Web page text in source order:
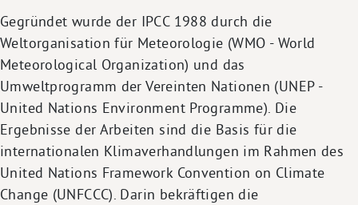
Gegründet wurde der IPCC 1988 durch die
Weltorganisation für Meteorologie (WMO - World
Meteorological Organization) und das
Umweltprogramm der Vereinten Nationen (UNEP -
United Nations Environment Programme). Die
Ergebnisse der Arbeiten sind die Basis für die
internationalen Klimaverhandlungen im Rahmen des
United Nations Framework Convention on Climate
Change (UNFCCC). Darin bekräftigen die